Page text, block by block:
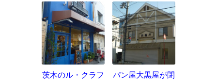
茨木のル・クラフ
パン屋大黒屋が閉